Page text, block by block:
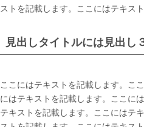
ストを記載します。ここにはテキス
見出しタイトルには見出し
ここにはテキストを記載します。こ
にはテキストを記載します。ここに
テキストを記載します。ここにはテ